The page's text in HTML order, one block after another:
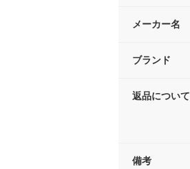
メーカー名
ブランド
返品について
備考